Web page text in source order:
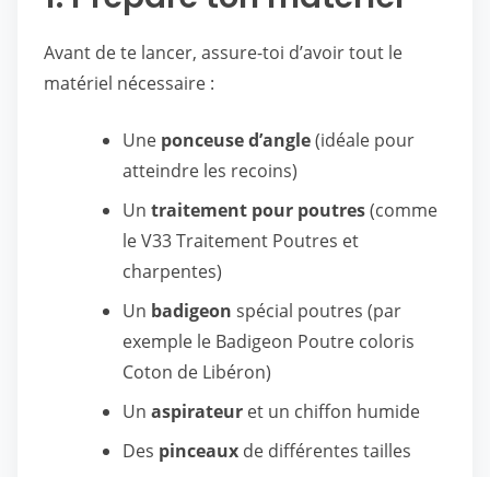
Avant de te lancer, assure-toi d’avoir tout le
matériel nécessaire :
Une ponceuse d’angle(idéale pour
atteindre les recoins)
Un traitement pour poutres(comme
le V33 Traitement Poutres et
charpentes)
Un badigeon spécial poutres (par
exemple le Badigeon Poutre coloris
Coton de Libéron)
Un aspirateur et un chiffon humide
Des pinceaux de différentes tailles